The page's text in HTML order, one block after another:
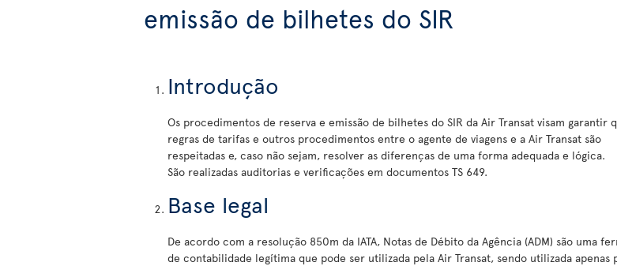
emissão de bilhetes do SIR
Introdução
Os procedimentos de reserva e emissão de bilhetes do SIR da Air Transat visam garantir
regras de tarifas e outros procedimentos entre o agente de viagens e a Air Transat são
respeitadas e, caso não sejam, resolver as diferenças de uma forma adequada e lógica.
São realizadas auditorias e verificações em documentos TS 649.
Base legal
De acordo com a resolução 850m da IATA, Notas de Débito da Agência (ADM) são uma
de contabilidade legítima que pode ser utilizada pela Air Transat, sendo utilizada apenas